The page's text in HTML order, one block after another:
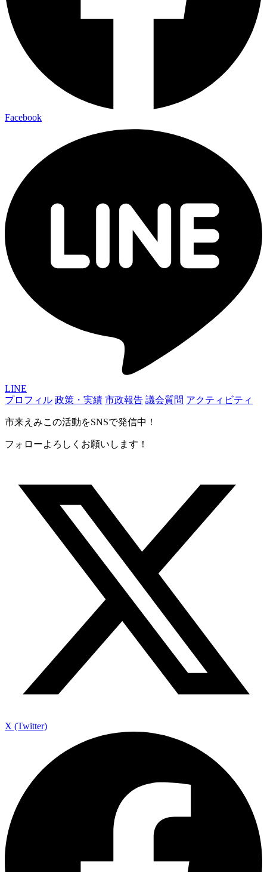
Facebook
LINE
プロフィル 政策・実績 市政報告 議会質問 アクティビティ
市来えみこの活動をSNSで発信中！
フォローよろしくお願いします！
X (Twitter)